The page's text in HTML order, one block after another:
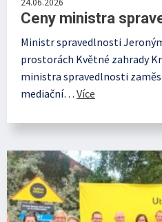
24.06.2026
Ceny ministra
Ministr spravedlnosti
prostorách Květné zahrady
ministra spravedlnosti
mediační… Více